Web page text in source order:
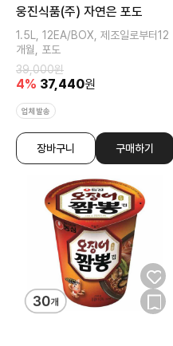
웅진식품(주) 자연은 포도
1.5L, 12EA/BOX, 제조일로부터12
개월, 포도
39,000원
4% 37,440원
업체발송
장바구니 구매하기